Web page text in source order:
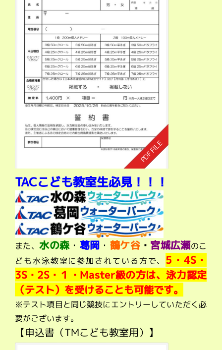
TACこども教室生必見！！！
また、水の森・葛岡 ・鶴ケ谷 ・ 宮城広瀬のこ
ども水泳教室に参加されている方で、 5・4S・
3S・2S・１・Master級の方は、泳力認定
（テスト）を受けることも可能です。
※テスト項目と同じ競技にエントリーしていただく必
要がございます。
【申込書（TMこども教室用）】